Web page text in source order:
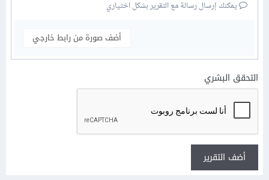
يمكنك إرسال رسالة مع التقرير بشكل اختياري
أضف صورة من رابط خارجي
التحقق البشري
أضف التقرير